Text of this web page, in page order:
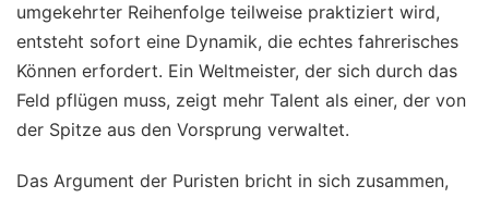
umgekehrter Reihenfolge teilweise praktiziert wird,
entsteht sofort eine Dynamik, die echtes fahrerisches
Können erfordert. Ein Weltmeister, der sich durch das
Feld pflügen muss, zeigt mehr Talent als einer, der von
der Spitze aus den Vorsprung verwaltet.
Das Argument der Puristen bricht in sich zusammen,